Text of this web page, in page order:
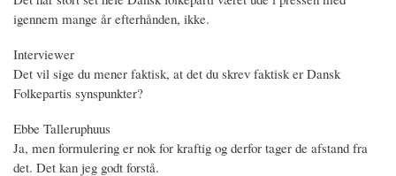
igennem mange år efterhånden, ikke.
Interviewer
Det vil sige du mener faktisk, at det du skrev faktisk er Dansk
Folkepartis synspunkter?
Ebbe Talleruphuus
Ja, men formulering er nok for kraftig og derfor tager de afstand fra
det. Det kan jeg godt forstå.